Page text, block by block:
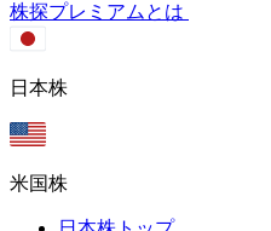
株探プレミアムとは
日本株
米国株